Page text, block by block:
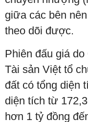
giữa các bên
theo dõi được.
Phiên đấu giá
Tài sản Việt tổ
đất có tổng diện
diện tích từ
hơn 1 tỷ đồng